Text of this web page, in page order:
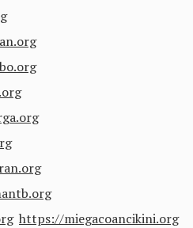
https://miegacoancikini.org